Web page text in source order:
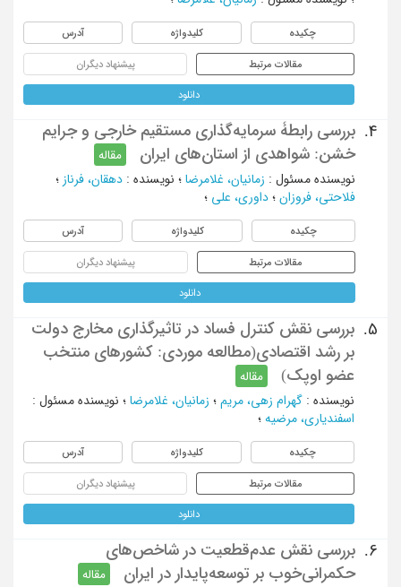
چکیده کلیدواژه آدرس
مقالات مرتبط پیشنهاد دیگران
دانلود
4.
بررسی رابطۀ سرمایه‌گذاری مستقیم خارجی و جرایم
خشن: شواهدی از استان‌های ایران
مقاله
نویسنده مسئول : زمانیان، غلامرضا ؛ نویسنده : دهقان، فرناز ؛
فلاحتی، فروزان ؛ داوری، علی ؛
چکیده کلیدواژه آدرس
مقالات مرتبط پیشنهاد دیگران
دانلود
5.
بررسی نقش کنترل فساد در تاثیرگذاری مخارج دولت
بر رشد اقتصادی(مطالعه موردی: کشورهای منتخب
عضو اوپک)
مقاله
نویسنده : گهرام زهی، مریم ؛ زمانیان، غلامرضا ؛ نویسنده مسئول :
اسفندیاری، مرضیه ؛
چکیده کلیدواژه آدرس
مقالات مرتبط پیشنهاد دیگران
دانلود
6.
بررسی نقش عدم‌قطعیت در شاخص‌های
حکمرانی‌‌خوب بر توسعه‌پایدار در ایران
مقاله